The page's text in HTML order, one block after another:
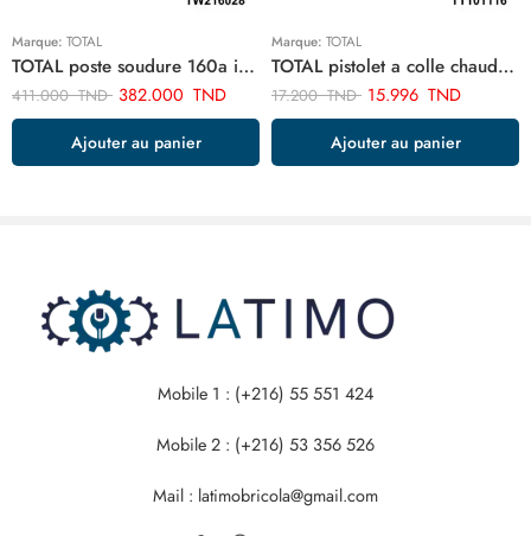
Marque: TOTAL
TOTAL poste soudure 160a inverter TW216028
411.000TND 382.000 TND
Ajouter au panier
Marque: TOTAL
TOTAL pistolet a colle chaude 100w TT101116
17.200TND 15.996 TND
Ajouter au panier
Mobile 1 : (+216) 55 551 424
Mobile 2 : (+216) 53 356 526
Mail : latimobricola@gmail.com